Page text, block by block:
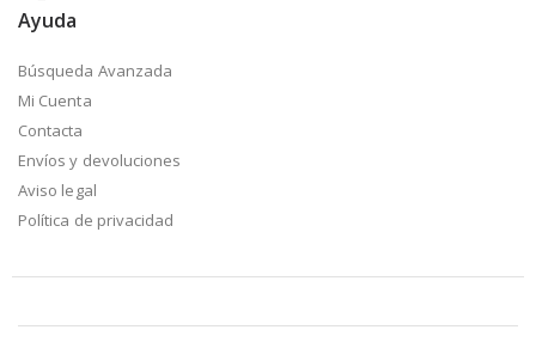
Ayuda
Búsqueda Avanzada
Mi Cuenta
Contacta
Envíos y devoluciones
Aviso legal
Política de privacidad